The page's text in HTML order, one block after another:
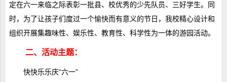
定在六一来临之际表彰一批县、校优秀的少先队员、三好学生。同
时，为了让孩子们度过一个愉快而有意义的节日，我校精心设计和
组织开展集趣味性、娱乐性、教育性、科学性为一体的游园活动。
二、活动主题：
快快乐乐庆“六一”